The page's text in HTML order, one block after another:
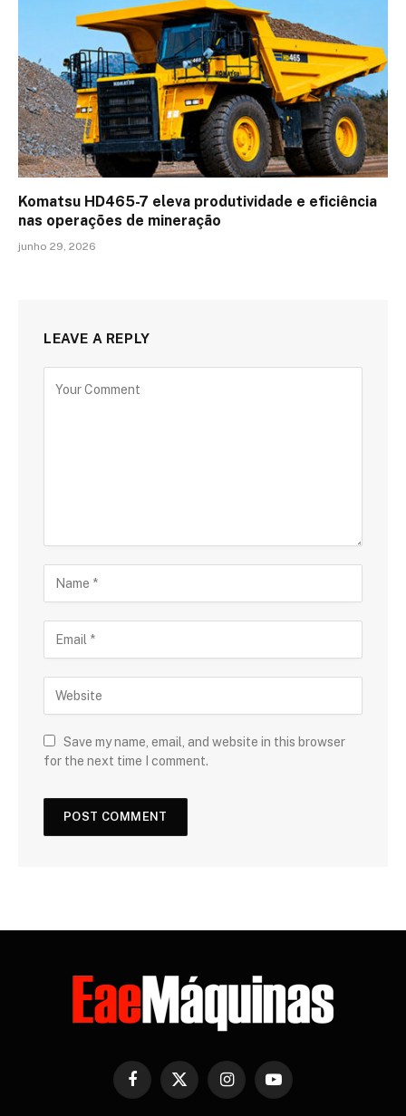
Komatsu HD465-7 eleva produtividade e eficiência
nas operações de mineração
junho 29, 2026
LEAVE A REPLY
Save my name, email, and website in this browser
for the next time I comment.
Facebook
X
InstagramYouTube